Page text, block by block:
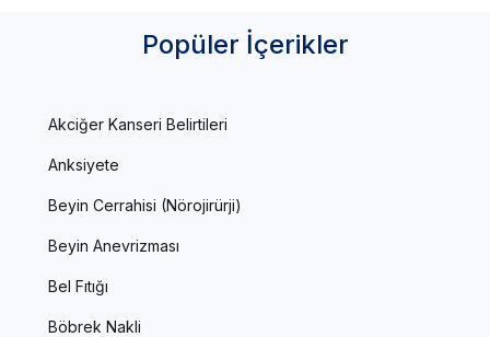
Popüler İçerikler
Akciğer Kanseri Belirtileri
Anksiyete
Beyin Cerrahisi (Nörojirürji)
Beyin Anevrizması
Bel Fıtığı
Böbrek Nakli